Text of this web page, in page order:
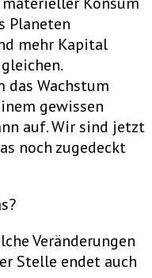
Planeten
mehr Kapital
das Wachstum
gewissen
auf. Wir sind jetzt
noch zugedeckt
Veränderungen
Stelle endet auch